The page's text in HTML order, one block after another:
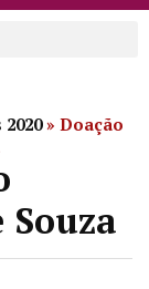
» Doação